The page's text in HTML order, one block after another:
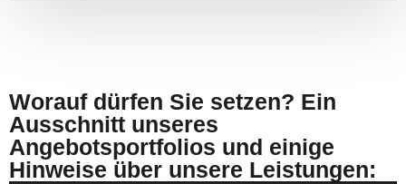
Worauf dürfen Sie setzen? Ein
Ausschnitt unseres
Angebotsportfolios und einige
Hinweise über unsere Leistungen: